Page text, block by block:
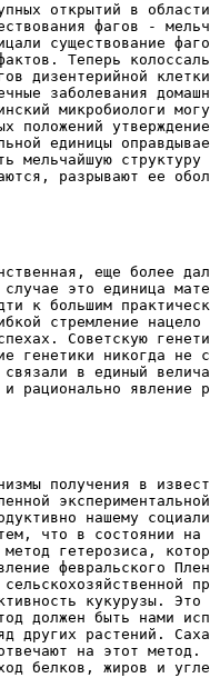
открытий в
фагов -
существование
Теперь
дизентерийной
заболевания
микробиологи
положений
единицы
мельчайшую
разрывают ее
еще более
это единица
к большим
стремление
Советскую
генетики никогда не
в единый
рационально явление
получения в
нашему
что в состоянии на
метод гетерозиса,
февральского
кукурузы.
должен быть нами
других растений.
на этот метод.
белков, жиров и